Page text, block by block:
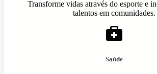
Transforme vidas através do esporte e
talentos em comunidades.
Saúde